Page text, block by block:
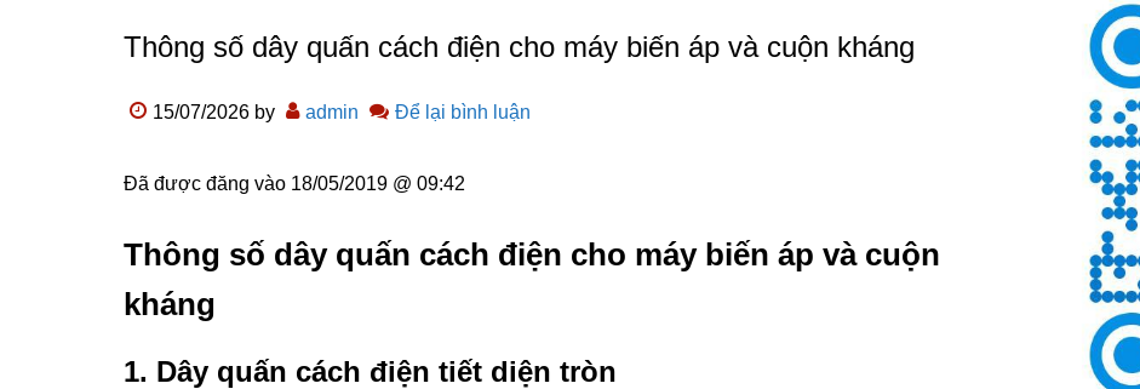
Thông số dây quấn cách điện cho máy biến áp và cuộn kháng
15/07/2026 by admin Để lại bình luận
Đã được đăng vào 18/05/2019 @ 09:42
Thông số dây quấn cách điện cho máy biến áp và cuộn
kháng
1. Dây quấn cách điện tiết diện tròn